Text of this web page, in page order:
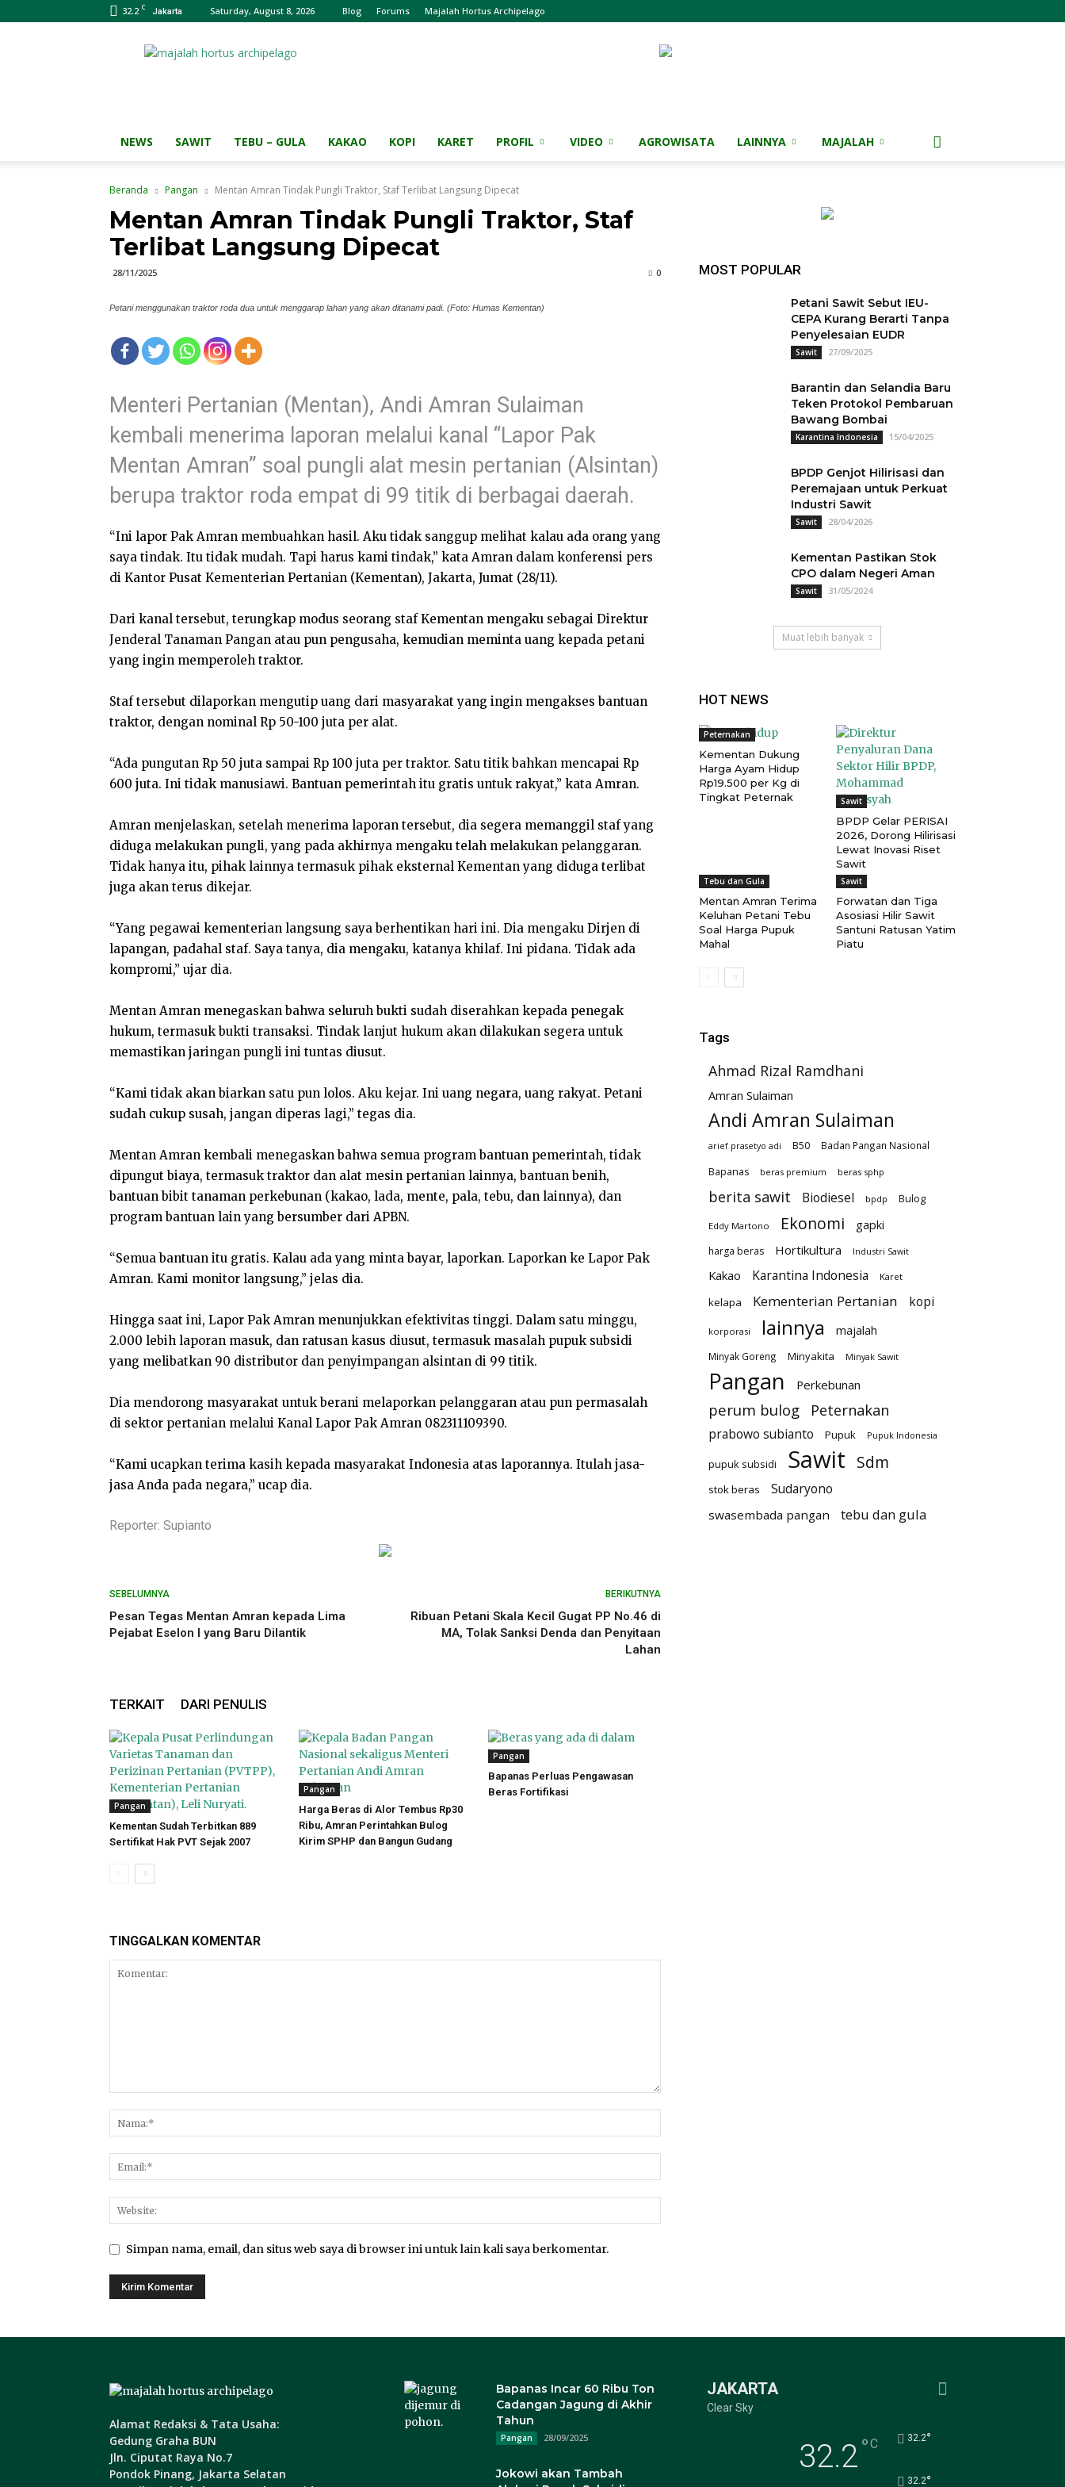
32.2 C Jakarta Saturday, August 8, 2026 Blog Forums Majalah Hortus Archipelago
Majalah
NEWS SAWIT TEBU – GULA KAKAO KOPI KARET PROFIL VIDEO AGROWISATA LAINNYA MAJALAH
Beranda Pangan Mentan Amran Tindak Pungli Traktor, Staf Terlibat Langsung Dipecat
Mentan Amran Tindak Pungli Traktor, Staf
Terlibat Langsung Dipecat
28/11/2025 0
Petani menggunakan traktor roda dua untuk menggarap lahan yang akan ditanami padi. (Foto: Humas Kementan)
Menteri Pertanian (Mentan), Andi Amran Sulaiman
kembali menerima laporan melalui kanal “Lapor Pak
Mentan Amran” soal pungli alat mesin pertanian (Alsintan)
berupa traktor roda empat di 99 titik di berbagai daerah.
“Ini lapor Pak Amran membuahkan hasil. Aku tidak sanggup melihat kalau ada orang yang
saya tindak. Itu tidak mudah. Tapi harus kami tindak,” kata Amran dalam konferensi pers
di Kantor Pusat Kementerian Pertanian (Kementan), Jakarta, Jumat (28/11).
Dari kanal tersebut, terungkap modus seorang staf Kementan mengaku sebagai Direktur
Jenderal Tanaman Pangan atau pun pengusaha, kemudian meminta uang kepada petani
yang ingin memperoleh traktor.
Staf tersebut dilaporkan mengutip uang dari masyarakat yang ingin mengakses bantuan
traktor, dengan nominal Rp 50-100 juta per alat.
“Ada pungutan Rp 50 juta sampai Rp 100 juta per traktor. Satu titik bahkan mencapai Rp
600 juta. Ini tidak manusiawi. Bantuan pemerintah itu gratis untuk rakyat,” kata Amran.
Amran menjelaskan, setelah menerima laporan tersebut, dia segera memanggil staf yang
diduga melakukan pungli, yang pada akhirnya mengaku telah melakukan pelanggaran.
Tidak hanya itu, pihak lainnya termasuk pihak eksternal Kementan yang diduga terlibat
juga akan terus dikejar.
“Yang pegawai kementerian langsung saya berhentikan hari ini. Dia mengaku Dirjen di
lapangan, padahal staf. Saya tanya, dia mengaku, katanya khilaf. Ini pidana. Tidak ada
kompromi,” ujar dia.
Mentan Amran menegaskan bahwa seluruh bukti sudah diserahkan kepada penegak
hukum, termasuk bukti transaksi. Tindak lanjut hukum akan dilakukan segera untuk
memastikan jaringan pungli ini tuntas diusut.
“Kami tidak akan biarkan satu pun lolos. Aku kejar. Ini uang negara, uang rakyat. Petani
sudah cukup susah, jangan diperas lagi,” tegas dia.
Mentan Amran kembali menegaskan bahwa semua program bantuan pemerintah, tidak
dipungut biaya, termasuk traktor dan alat mesin pertanian lainnya, bantuan benih,
bantuan bibit tanaman perkebunan (kakao, lada, mente, pala, tebu, dan lainnya), dan
program bantuan lain yang bersumber dari APBN.
“Semua bantuan itu gratis. Kalau ada yang minta bayar, laporkan. Laporkan ke Lapor Pak
Amran. Kami monitor langsung,” jelas dia.
Hingga saat ini, Lapor Pak Amran menunjukkan efektivitas tinggi. Dalam satu minggu,
2.000 lebih laporan masuk, dan ratusan kasus diusut, termasuk masalah pupuk subsidi
yang melibatkan 90 distributor dan penyimpangan alsintan di 99 titik.
Dia mendorong masyarakat untuk berani melaporkan pelanggaran atau pun permasalah
di sektor pertanian melalui Kanal Lapor Pak Amran 082311109390.
“Kami ucapkan terima kasih kepada masyarakat Indonesia atas laporannya. Itulah jasa-
jasa Anda pada negara,” ucap dia.
Reporter: Supianto
SEBELUMNYA
Pesan Tegas Mentan Amran kepada Lima
Pejabat Eselon I yang Baru Dilantik
BERIKUTNYA
Ribuan Petani Skala Kecil Gugat PP No.46 di
MA, Tolak Sanksi Denda dan Penyitaan
Lahan
TERKAIT DARI PENULIS
Pangan
Kementan Sudah Terbitkan 889
Sertifikat Hak PVT Sejak 2007
Pangan
Harga Beras di Alor Tembus Rp30
Ribu, Amran Perintahkan Bulog
Kirim SPHP dan Bangun Gudang
Pangan
Bapanas Perluas Pengawasan
Beras Fortifikasi
TINGGALKAN KOMENTAR
Simpan nama, email, dan situs web saya di browser ini untuk lain kali saya berkomentar.
MOST POPULAR
Petani Sawit Sebut IEU-
CEPA Kurang Berarti Tanpa
Penyelesaian EUDR
Sawit 27/09/2025
Barantin dan Selandia Baru
Teken Protokol Pembaruan
Bawang Bombai
Karantina Indonesia 15/04/2025
BPDP Genjot Hilirisasi dan
Peremajaan untuk Perkuat
Industri Sawit
Sawit 28/04/2026
Kementan Pastikan Stok
CPO dalam Negeri Aman
Sawit 31/05/2024
Muat lebih banyak
HOT NEWS
Peternakan
Kementan Dukung
Harga Ayam Hidup
Rp19.500 per Kg di
Tingkat Peternak
Sawit
BPDP Gelar PERISAI
2026, Dorong Hilirisasi
Lewat Inovasi Riset
Sawit
Tebu dan Gula
Mentan Amran Terima
Keluhan Petani Tebu
Soal Harga Pupuk
Mahal
Sawit
Forwatan dan Tiga
Asosiasi Hilir Sawit
Santuni Ratusan Yatim
Piatu
Tags
Ahmad Rizal Ramdhani
Amran Sulaiman
Andi Amran Sulaiman
arief prasetyo adi B50 Badan Pangan Nasional
Bapanas beras premium beras sphp
berita sawit Biodiesel bpdp Bulog
Eddy Martono Ekonomi gapki
harga beras Hortikultura Industri Sawit
Kakao Karantina Indonesia Karet
kelapa Kementerian Pertanian kopi
korporasi lainnya majalah
Minyak Goreng Minyakita Minyak Sawit
Pangan Perkebunan
perum bulog Peternakan
prabowo subianto Pupuk Pupuk Indonesia
pupuk subsidi Sawit Sdm
stok beras Sudaryono
swasembada pangan tebu dan gula
Alamat Redaksi & Tata Usaha:
Gedung Graha BUN
Jln. Ciputat Raya No.7
Pondok Pinang, Jakarta Selatan
Bapanas Incar 60 Ribu Ton
Cadangan Jagung di Akhir
Tahun
Pangan 28/09/2025
Jokowi akan Tambah
JAKARTA
Clear Sky
32.2°C 32.2°
32.2°